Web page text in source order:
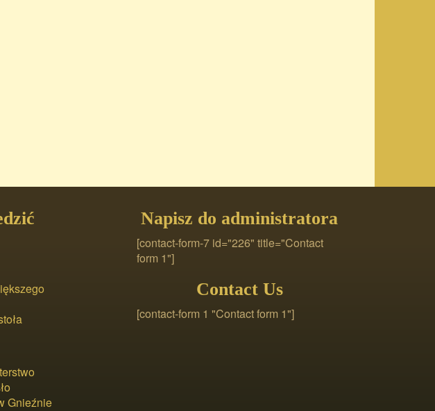
Gnieźnie
Napisz do administratora
[contact-form-7 id="226" title="Contact
form 1"]
Contact Us
[contact-form 1 "Contact form 1"]